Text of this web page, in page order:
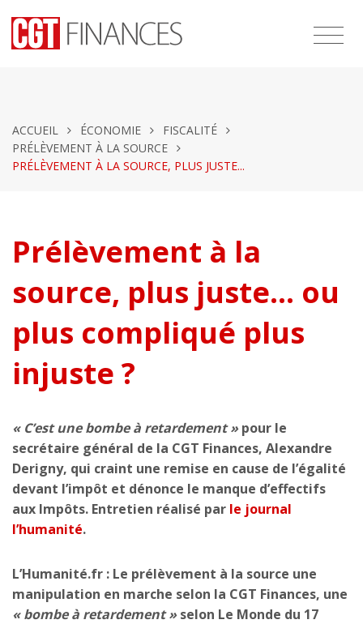
ACCUEIL ÉCONOMIE
FISCALITÉ
PRÉLÈVEMENT À LA SOURCE
PRÉLÈVEMENT À LA SOURCE, PLUS JUSTE...
Prélèvement à la
source, plus juste... ou
plus compliqué plus
injuste ?
« C’est une bombe à retardement »pour le
secrétaire général de la CGT Finances, Alexandre
Derigny, qui craint une remise en cause de l’égalité
devant l’impôt et dénonce le manque d’effectifs
aux Impôts. Entretien réalisé par le journal
l’humanité.
L’Humanité.fr : Le prélèvement à la source une
manipulation en marche selon la CGT Finances, une
« bombe à retardement »selon Le Monde du 17